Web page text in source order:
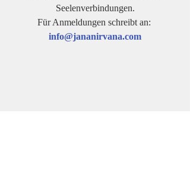
Seelenverbindungen.
Für Anmeldungen schreibt an:
info@jananirvana.com